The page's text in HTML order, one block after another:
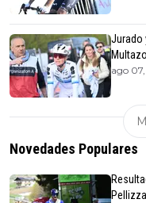
Jurado
ago
Novedades Populares